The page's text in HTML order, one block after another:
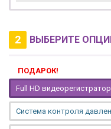
2 ВЫБЕРИТЕ
ПОДАРОК!
Full HD
Система контроля